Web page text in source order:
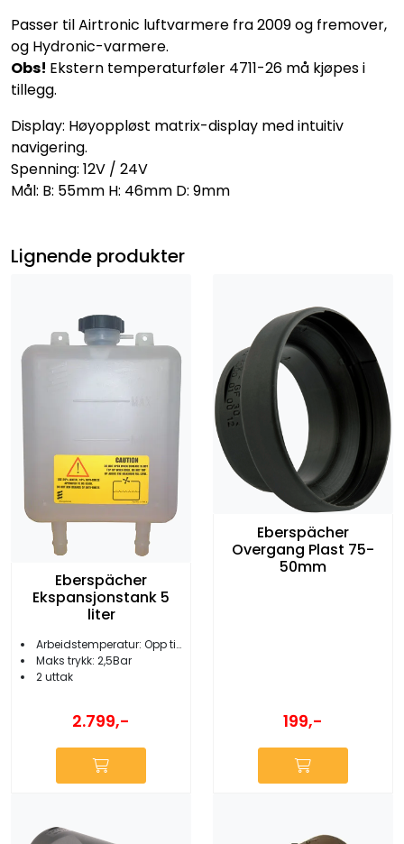
Passer til Airtronic luftvarmere fra 2009 og fremover,
og Hydronic-varmere.
Obs! Ekstern temperaturføler 4711-26 må kjøpes i
tillegg.
Display: Høyoppløst matrix-display med intuitiv
navigering.
Spenning: 12V / 24V
Mål: B: 55mm H: 46mm D: 9mm
Lignende produkter
Eberspächer
Ekspansjonstank 5
liter
Arbeidstemperatur: Opp til 120°
Maks trykk: 2,5Bar
2 uttak
2.799,-
Eberspächer
Overgang Plast 75-
50mm
199,-